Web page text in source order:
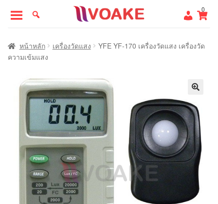
to
navigation
to
content
0
หน้าแรก
หน้าหลัก เครื่องวัดแสง
YFE YF-170 เครื่องวัดแสง เครื่องวัด
ความเข้มแสง